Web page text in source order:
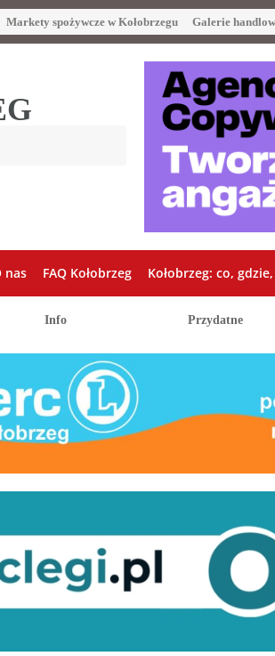
Markety spożywcze w Kołobrzegu Galerie
nas FAQ Kołobrzeg Kołobrzeg: co,
Info Przydatne